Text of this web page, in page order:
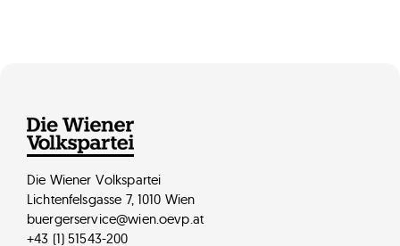
Die Wiener Volkspartei
Lichtenfelsgasse 7, 1010 Wien
buergerservice@wien.oevp.at
+43 (1) 51543-200